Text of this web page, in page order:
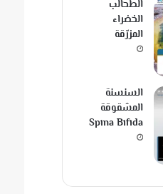
الطحالب
الخضراء
المزرّقة
السنسنة
المشقوقة
Spina Bifida